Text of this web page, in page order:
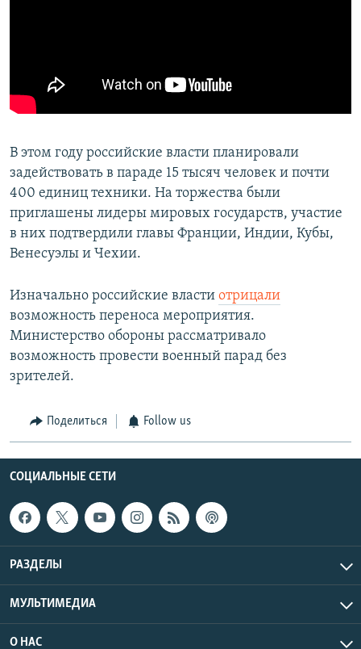
В этом году российские власти планировали
задействовать в параде 15 тысяч человек и почти
400 единиц техники. На торжества были
приглашены лидеры мировых государств, участие
в них подтвердили главы Франции, Индии, Кубы,
Венесуэлы и Чехии.
Изначально российские власти отрицали
возможность переноса мероприятия.
Министерство обороны рассматривало
возможность провести военный парад без
зрителей.
Поделиться Follow us
СОЦИАЛЬНЫЕ СЕТИ
РАЗДЕЛЫ
МУЛЬТИМЕДИА
О НАС